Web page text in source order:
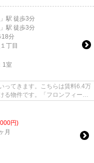
」駅 徒歩3分
」駅 徒歩3分
18分
１丁目
1室
ってきます。こちらは賃料6.4万
る物件です。「フロンフィール
円)
月